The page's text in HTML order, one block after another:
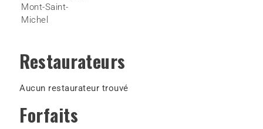
Mont-Saint-
Michel
Restaurateurs
Aucun restaurateur trouvé
Forfaits